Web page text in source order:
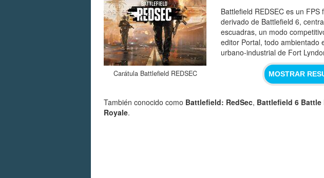
Carátula Battlefield REDSEC
Battlefield REDSEC es un FPS
derivado de Battlefield 6,
escuadras, un modo
editor Portal, todo ambientado
urbano‑industrial de Fort
MOSTRAR
También conocido como Battlefield: RedSec, Battlefield 6 Battle
Royale.